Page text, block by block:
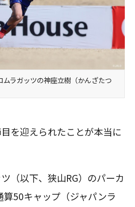
ラガッツの神座立樹（かんざたつ
目を迎えられたことが本当に
（以下、狭山RG）のパーカ
算50キャップ（ジャパンラ